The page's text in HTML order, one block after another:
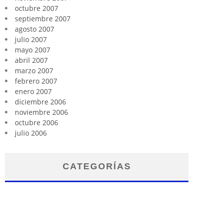
octubre 2007
septiembre 2007
agosto 2007
julio 2007
mayo 2007
abril 2007
marzo 2007
febrero 2007
enero 2007
diciembre 2006
noviembre 2006
octubre 2006
julio 2006
CATEGORÍAS